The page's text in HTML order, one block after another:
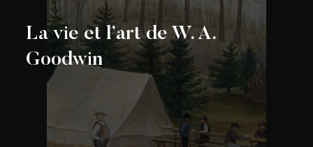
La vie et l’art de W. A.
Goodwin